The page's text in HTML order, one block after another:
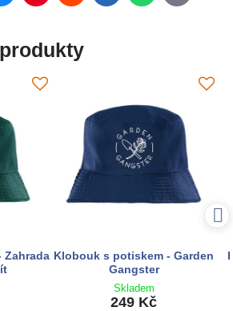
mail
Zahrada Klobouk s potiskem - Garden
Gangster
Skladem
249 Kč